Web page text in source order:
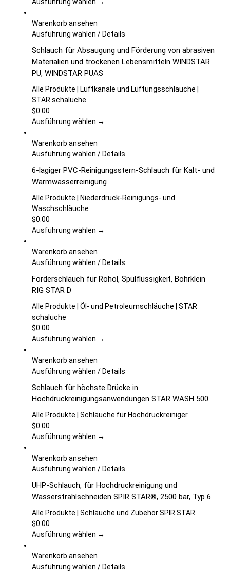
der
gewählt
werden
Ausführung wählen →
Warenkorb ansehen
Ausführung wählen Dieses
weist
mehrere
Varianten
auf.
können
Produktseite
werden
/ Details
Schlauch für Absaugung und Förderung von abrasiven
Materialien und trockenen Lebensmitteln WINDSTAR
PU, WINDSTAR PUAS
Alle Produkte | Luftkanäle und Lüftungsschläuche |
STAR schaluche
$0.00
Ausführung wählen →
Warenkorb ansehen
Ausführung wählen Dieses
weist
mehrere
Varianten
Optionen
der
gewählt
/ Details
6-lagiger PVC-Reinigungsstern-Schlauch für Kalt- und
Warmwasserreinigung
Alle Produkte | Niederdruck-Reinigungs- und
Waschschläuche
$0.00
Ausführung wählen →
Warenkorb ansehen
Ausführung wählen Dieses
weist
Varianten
Optionen
der
gewählt
werden
/ Details
Förderschlauch für Rohöl, Spülflüssigkeit, Bohrklein
RIG STAR D
Alle Produkte | Öl- und Petroleumschläuche | STAR
schaluche
$0.00
Ausführung wählen →
Warenkorb ansehen
Ausführung wählen Dieses
weist
mehrere
Varianten
Die
auf
Produktseite
gewählt
werden
/ Details
Schlauch für höchste Drücke in
Hochdruckreinigungsanwendungen STAR WASH 500
Alle Produkte | Schläuche für Hochdruckreiniger
$0.00
Ausführung wählen →
Warenkorb ansehen
Ausführung wählen Dieses
weist
mehrere
Varianten
Die
auf
/ Details
UHP-Schlauch, für Hochdruckreinigung und
Wasserstrahlschneiden SPIR STAR®, 2500 bar, Typ 6
Alle Produkte | Schläuche und Zubehör SPIR STAR
$0.00
Ausführung wählen →
Warenkorb ansehen
Ausführung wählen Dieses
/ Details